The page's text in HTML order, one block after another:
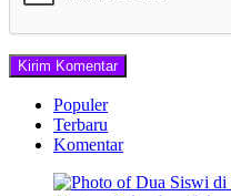
Populer
Terbaru
Komentar